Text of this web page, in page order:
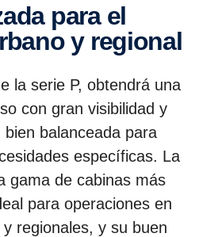
y regional
la serie P, obtendrá una
con gran visibilidad y
bien balanceada para
específicas. La
gama de cabinas más
para operaciones en
regionales, y su buen